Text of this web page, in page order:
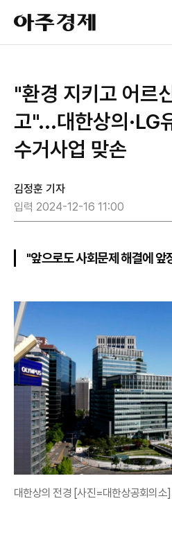
아
주
경
"환경 지키고 어르
고"...대한상의·LG
수거사업 맞손
김정훈 기자
입력 2024-12-16 11:00
"앞으로도 사회문제 해결에 앞
대한상의 전경 [사진=대한상공회의소]